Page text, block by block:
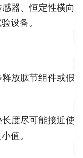
器、恒定性横向
设备。
放肽节组件或假
度尽可能接近使
值。